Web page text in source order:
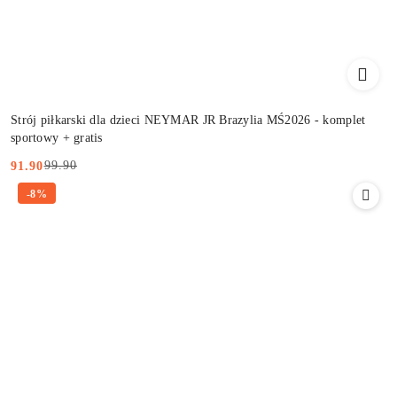
Strój piłkarski dla dzieci NEYMAR JR Brazylia MŚ2026 - komplet
sportowy + gratis
Cena
promocyjna:
91.90
Cena
przed
99.90
-8%